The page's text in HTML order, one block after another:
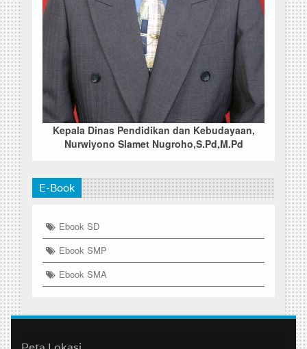
Kepala Dinas Pendidikan dan Kebudayaan,
Nurwiyono Slamet Nugroho,S.Pd,M.Pd
E-Book
Ebook SD
Ebook SMP
Ebook SMA